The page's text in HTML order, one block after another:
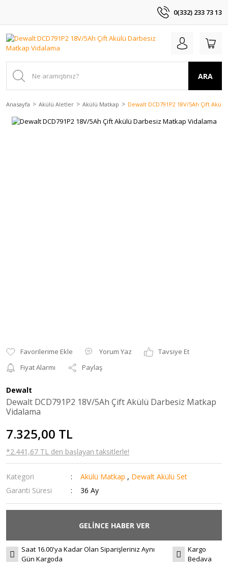
0(332) 233 73 13
ARA
Anasayfa Akülü Aletler Akülü Matkap Dewalt DCD791P2 18V/5Ah Çift
Yorum Yaz
Tavsiye Et
Fiyat Alarmı
Paylaş
Dewalt
Dewalt DCD791P2 18V/5Ah Çift Akülü Darbesiz Matkap
Vidalama
7.325,00 TL
*2.441,67 TL den başlayan taksitlerle!
Kategori Akülü Matkap , Dewalt Akülü Set
Garanti Süresi
36 Ay
GELİNCE HABER VER
Saat 16.00'ya Kadar Olan Siparişleriniz Aynı
Gün Kargoda
Kargo
Bedava